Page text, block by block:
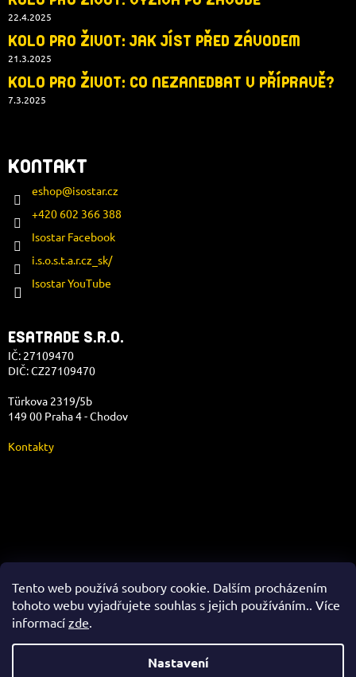
Tento web používá soubory cookie. Dalším procházením
tohoto webu vyjadřujete souhlas s jejich používáním.. Více
informací zde.
Nastavení
22.4.2025
KOLO PRO ŽIVOT: JAK JÍST PŘED ZÁVODEM
21.3.2025
KOLO PRO ŽIVOT: CO NEZANEDBAT V PŘÍPRAVĚ?
7.3.2025
KONTAKT
eshop@isostar.cz
+420 602 366 388
Isostar Facebook
i.s.o.s.t.a.r.cz_sk/
Isostar YouTube
ESATRADE S.R.O.
IČ: 27109470
DIČ: CZ27109470
Türkova 2319/5b
149 00 Praha 4 - Chodov
Kontakty
Vytvořil Shoptet